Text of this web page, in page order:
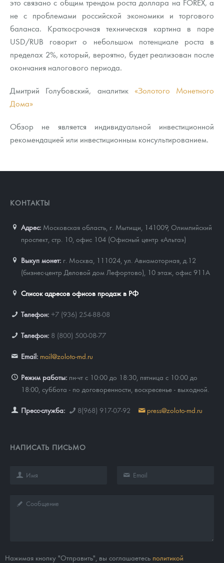
это связано с общим трендом роста доллара на FOREX, а
не с проблемами российской экономики и торгового
баланса. Краткосрочная техническая картина в паре
USD/RUB говорит о небольшом потенциале роста в
пределах 2%, который, вероятно, будет реализован после
окончания налогового периода.
Дмитрий Голубовский, аналитик «Золотого Монетного
Дома»
Обзор не является индивидуальной инвестиционной
рекомендацией или инвестиционным консультированием.
КОНТАКТЫ
Адрес: Московская область, г. Мытищи, 141009, Олимпийский
проспект, стр. 10, офис 104 (Офисный центр «Альта»)
Выкуп монет: г. Москва, 111024, ул. Авиамоторная, д.12
(бизнес-центр Деловой дом Лефортово), 10 этаж, офис 911А
Список адресов офисов продаж в РФ
Телефон: +7 (936) 254-88-08
Телефон: 8 (800) 500-08-77
Email: mail@zoloto-md.ru
Режим работы: пн-чт с 10:00 до 18:30, пятница с 10:00 до
18:00, суббота - по договоренности, воскресенье - выходной.
Пресс-служба: 8(968) 917-07-92 press@zoloto-md.ru
НАПИСАТЬ ПИСЬМО
Нажимая кнопку "Отправить", вы соглашаетесь политикой